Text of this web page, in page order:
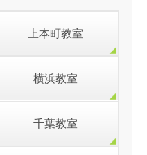
上本町教室
横浜教室
千葉教室